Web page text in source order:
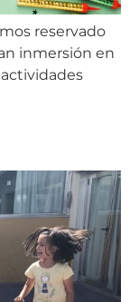
reservado
inmersión en